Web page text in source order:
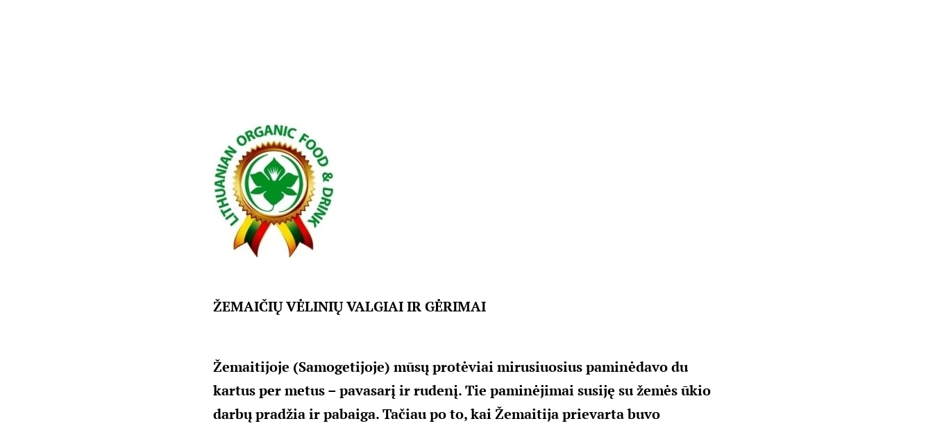
ŽEMAIČIŲ VĖLINIŲ VALGIAI IR GĖRIMAI
Žemaitijoje (Samogetijoje) mūsų protėviai mirusiuosius paminėdavo du
kartus per metus – pavasarį ir rudenį. Tie paminėjimai susiję su žemės ūkio
darbų pradžia ir pabaiga. Tačiau po to, kai Žemaitija prievarta buvo